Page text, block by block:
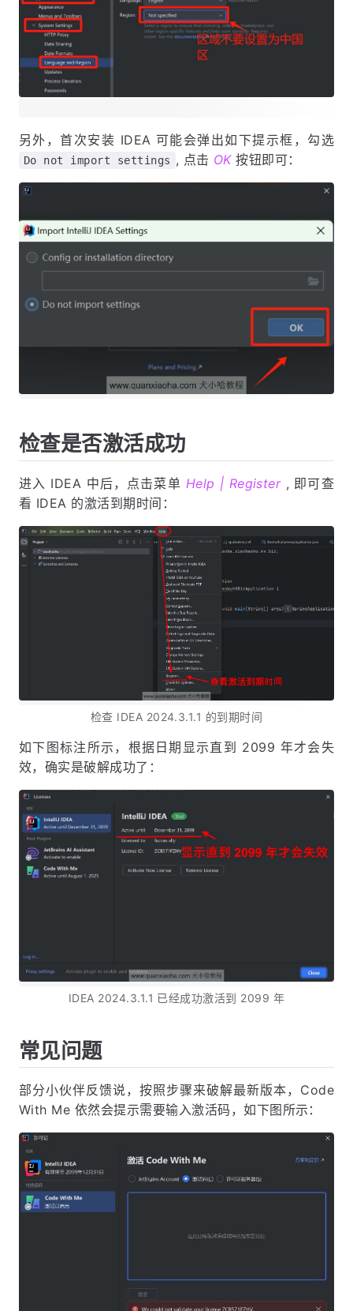
另外，首次安装 IDEA 可能会弹出如下提示框，勾选
Do not import settings , 点击 OK按钮即可：
检查是否激活成功
进入 IDEA 中后，点击菜单 Help | Register, 即可查
看 IDEA 的激活到期时间：
检查 IDEA 2024.3.1.1 的到期时间
如下图标注所示，根据日期显示直到 2099 年才会失
效，确实是破解成功了：
IDEA 2024.3.1.1 已经成功激活到 2099 年
常见问题
部分小伙伴反馈说，按照步骤来破解最新版本，Code
With Me 依然会提示需要输入激活码，如下图所示：